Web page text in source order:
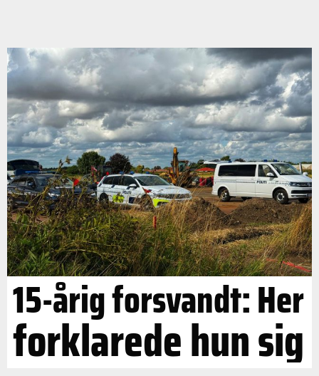
15-årig forsvandt: Her
forklarede hun sig